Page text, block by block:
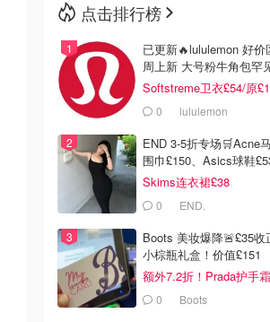
点击排行榜
已更新🔥lululemon 好价
周上新 大号粉牛角包罕
Softstreme卫衣£54/原
0 lululemon
END 3-5折专场🛒Acne
围巾£150、Asics球鞋
Skims连衣裙£38
0 END.
Boots 美妆爆降🚨£35收
小棕瓶礼盒！价值£151
额外7.2折！Prada护手
0 Boots